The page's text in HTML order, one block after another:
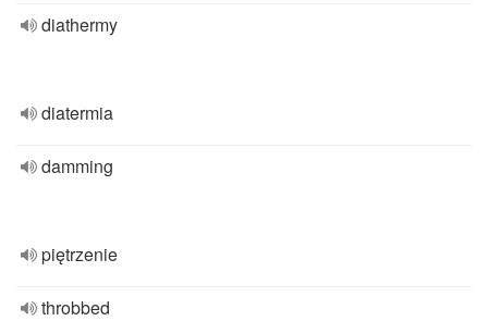
diathermy
diatermia
damming
piętrzenie
throbbed